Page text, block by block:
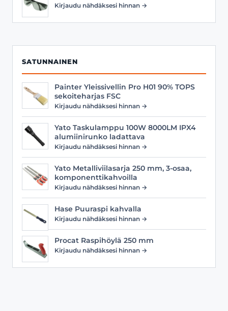
Kirjaudu nähdäksesi hinnan →
SATUNNAINEN
Painter Yleissivellin Pro H01 90% TOPS
sekoiteharjas FSC
Kirjaudu nähdäksesi hinnan →
Yato Taskulamppu 100W 8000LM IPX4
alumiinirunko ladattava
Kirjaudu nähdäksesi hinnan →
Yato Metalliviilasarja 250 mm, 3-osaa,
komponenttikahvoilla
Kirjaudu nähdäksesi hinnan →
Hase Puuraspi kahvalla
Kirjaudu nähdäksesi hinnan →
Procat Raspihöylä 250 mm
Kirjaudu nähdäksesi hinnan →